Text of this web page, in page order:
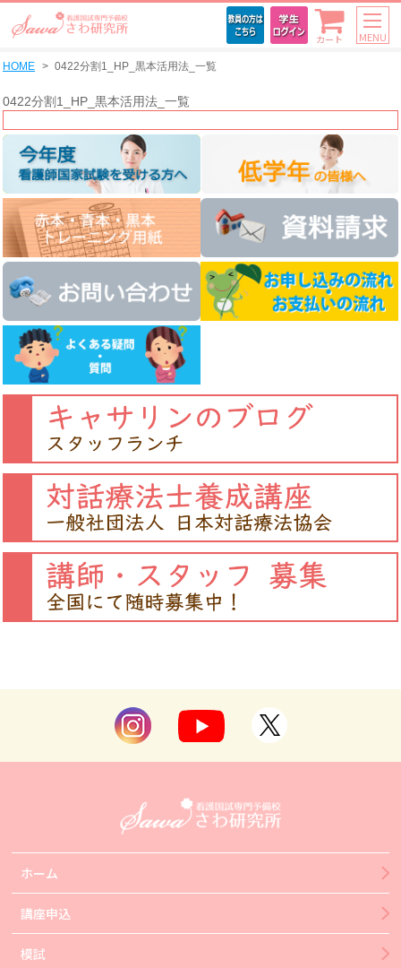
カート MENU
HOME 0422分割1_HP_黒本活用法_一覧
0422分割1_HP_黒本活用法_一覧
ホーム
講座申込
模試